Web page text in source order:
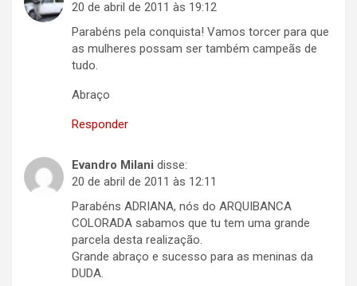
20 de abril de 2011 às 19:12
Parabéns pela conquista! Vamos torcer para que
as mulheres possam ser também campeãs de
tudo.
Abraço
Responder
Evandro Milani disse:
20 de abril de 2011 às 12:11
Parabéns ADRIANA, nós do ARQUIBANCA
COLORADA sabamos que tu tem uma grande
parcela desta realização.
Grande abraço e sucesso para as meninas da
DUDA.